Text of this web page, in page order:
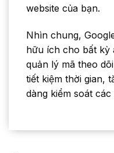
website của bạn.
Nhìn chung,
hữu ích cho bất kỳ
quản lý mã theo
tiết kiệm thời gian,
dàng kiểm soát